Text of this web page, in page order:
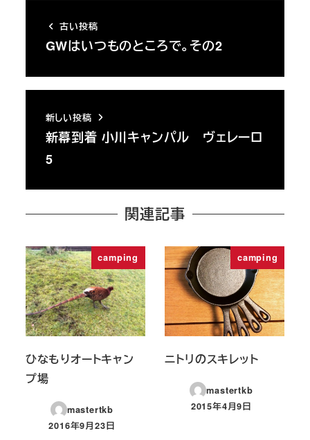
古い投稿
GWはいつものところで。その2
新しい投稿
新幕到着 小川キャンパル ヴェレーロ
5
関連記事
camping
ひなもりオートキャン
プ場
mastertkb
投稿日
2016年9月23日
camping
ニトリのスキレット
mastertkb
投稿日
2015年4月9日